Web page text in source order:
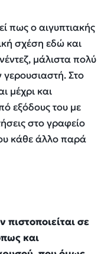
πως ο αιγυπτιακής
σχέση εδώ και
μάλιστα πολύ
γερουσιαστή. Στο
μέχρι και
εξόδους του με
στο γραφείο
κάθε άλλο παρά
σε
και